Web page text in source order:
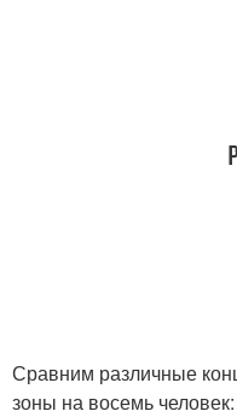
Сравним различные
зоны на восемь человек: